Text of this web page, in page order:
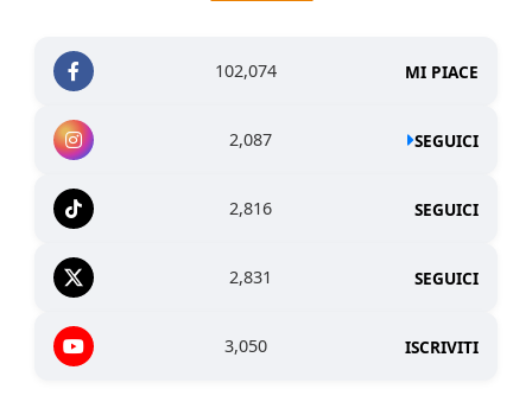
102,074 MI PIACE
2,087 SEGUICI
2,816 SEGUICI
2,831 SEGUICI
3,050 ISCRIVITI